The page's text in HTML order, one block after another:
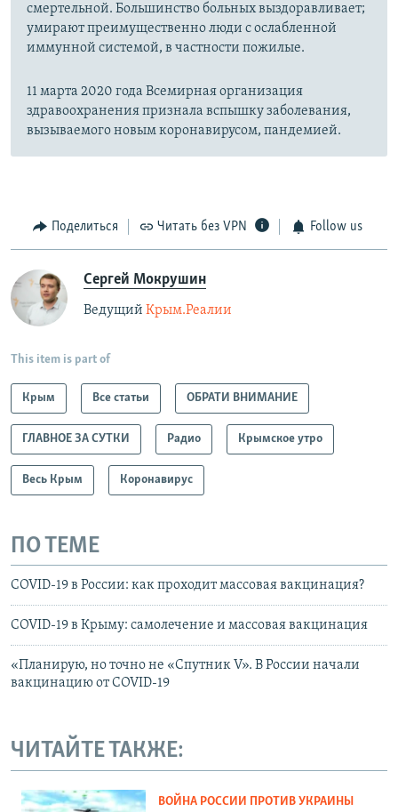
смертельной. Большинство больных выздоравливает;
умирают преимущественно люди с ослабленной
иммунной системой, в частности пожилые.
11 марта 2020 года Всемирная организация
здравоохранения признала вспышку заболевания,
вызываемого новым коронавирусом, пандемией.
Поделиться Читать без VPN Follow us
Сергей Мокрушин
Ведущий Крым.Реалии
This item is part of
Крым Все статьи ОБРАТИ ВНИМАНИЕ
ГЛАВНОЕ ЗА СУТКИ Радио Крымское утро
Весь Крым Коронавирус
ПО ТЕМЕ
COVID-19 в России: как проходит массовая вакцинация?
COVID-19 в Крыму: самолечение и массовая вакцинация
«Планирую, но точно не «Спутник V». В России начали
вакцинацию от COVID-19
ЧИТАЙТЕ ТАКЖЕ:
ВОЙНА РОССИИ ПРОТИВ УКРАИНЫ